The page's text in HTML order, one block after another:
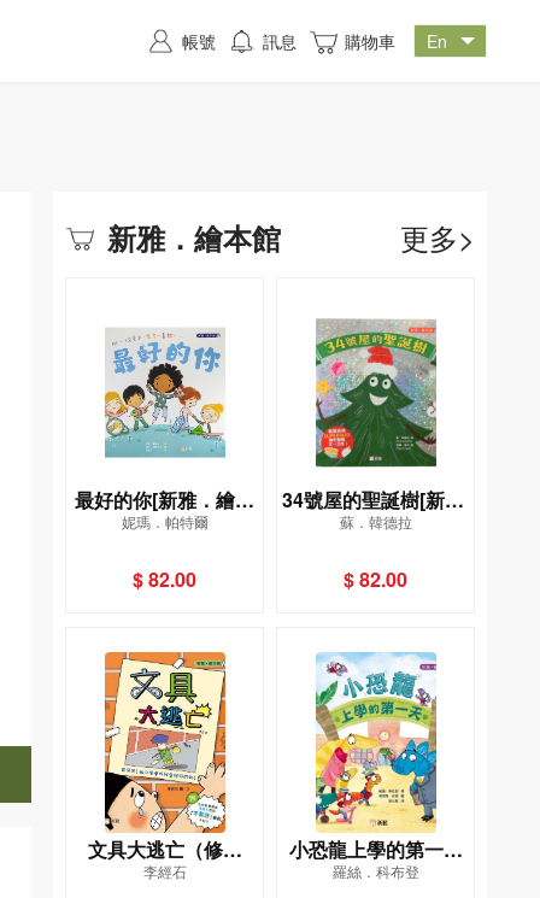
新雅．繪本館 更多>
最好的你[新雅．繪本
館]
妮瑪．帕特爾
$ 82.00
34號屋的聖誕樹[新雅‧
繪本館]
蘇．韓德拉
$ 82.00
文具大逃亡（修訂
版）[新雅‧繪本館]
李經石
小恐龍上學的第一天
[新雅．繪本館]
羅絲．科布登
帳號 訊息 購物車